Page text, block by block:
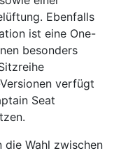
Ebenfalls
ist eine One-
besonders
verfügt
Seat
die Wahl zwischen